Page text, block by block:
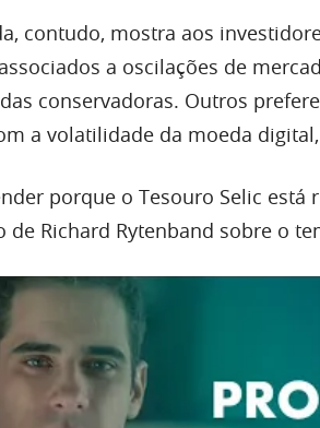
contudo, mostra aos
a oscilações de
conservadoras. Outros
a volatilidade da moeda
porque o Tesouro Selic está
de Richard Rytenband sobre o